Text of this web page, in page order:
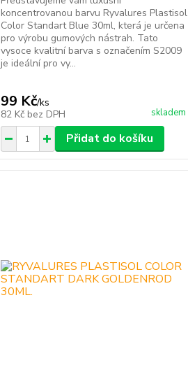
koncentrovanou barvu Ryvalures Plastisol
Color Standart Blue 30ml, která je určena
pro výrobu gumových nástrah. Tato
vysoce kvalitní barva s označením S2009
je ideální pro vy...
99 Kč/ks
82 Kč bez DPH skladem
Přidat do košíku